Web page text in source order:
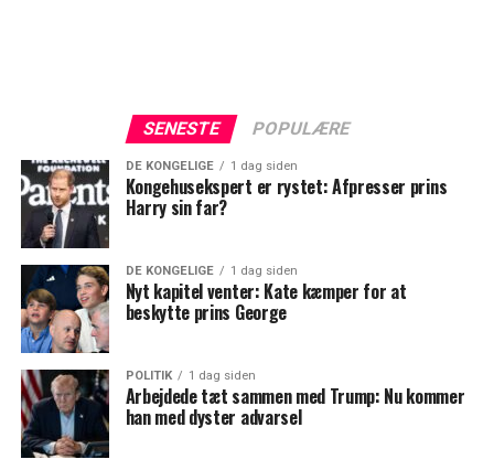
SENESTE POPULÆRE
DE KONGELIGE 1 dag siden
Kongehusekspert er rystet: Afpresser prins
Harry sin far?
DE KONGELIGE 1 dag siden
Nyt kapitel venter: Kate kæmper for at
beskytte prins George
POLITIK 1 dag siden
Arbejdede tæt sammen med Trump: Nu kommer
han med dyster advarsel